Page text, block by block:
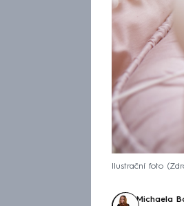
Ilustrační foto
Michaela